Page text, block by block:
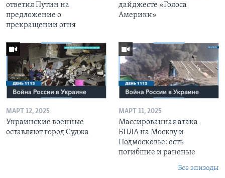
ответил Путин на
предложение о
прекращении огня
дайджесте «Голоса
Америки»
МАРТ 12, 2025
Украинские военные
оставляют город Суджа
МАРТ 11, 2025
Массированная атака
БПЛА на Москву и
Подмосковье: есть
погибшие и раненые
Все эпизоды